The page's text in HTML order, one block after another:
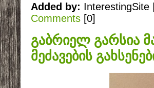
Added by: InterestingSite |
Comments [0]
გაბრიელ გარსია
მეძავების